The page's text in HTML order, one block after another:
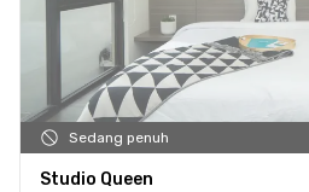
Sedang penuh
Studio Queen